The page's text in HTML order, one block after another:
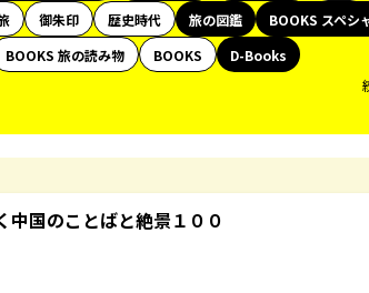
御朱印 歴史時代 旅の図鑑
BOOKS スペシ
BOOKS 旅の読み物 BOOKS
D-Books
中国のことばと絶景１００